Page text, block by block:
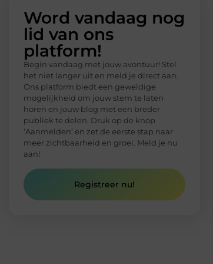
Word vandaag nog
lid van ons
platform!
Begin vandaag met jouw avontuur! Stel
het niet langer uit en meld je direct aan.
Ons platform biedt een geweldige
mogelijkheid om jouw stem te laten
horen en jouw blog met een breder
publiek te delen. Druk op de knop
‘Aanmelden’ en zet de eerste stap naar
meer zichtbaarheid en groei. Meld je nu
aan!
Registreer nu!